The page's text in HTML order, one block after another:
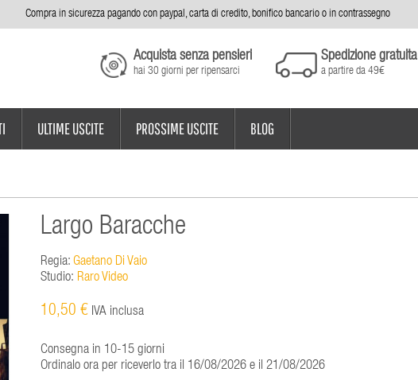
Compra in sicurezza pagando con paypal, carta di credito, bonifico bancario o in contrassegno
Acquista senza pensieri
hai 30 giorni per ripensarci
Spedizione gratuita
a partire da 49€
ULTIME USCITE PROSSIME USCITE BLOG
Largo Baracche
Regia: Gaetano Di Vaio
Studio: Raro Video
10,50 € IVA inclusa
Consegna in 10-15 giorni
Ordinalo ora per riceverlo tra il 16/08/2026 e il 21/08/2026